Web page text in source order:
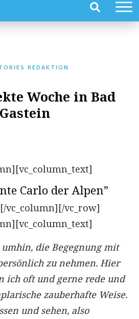
REDAKTION
Woche in Bad
Gastein
Carlo der Alpen”
vc_column][/vc_row]
die Begegnung mit
zu nehmen. Hier
ich oft und gerne rede und
zauberhafte Weise.
und sehen, also